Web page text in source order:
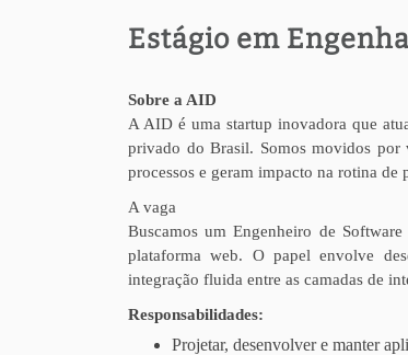
Estágio em
Sobre a AID
A AID é uma startup inovadora que
privado do Brasil. Somos movidos por
processos e geram impacto na rotina de
A vaga
Buscamos um Engenheiro de
plataforma web. O papel envolve
integração fluida entre as camadas de
Responsabilidades:
Projetar, desenvolver e manter